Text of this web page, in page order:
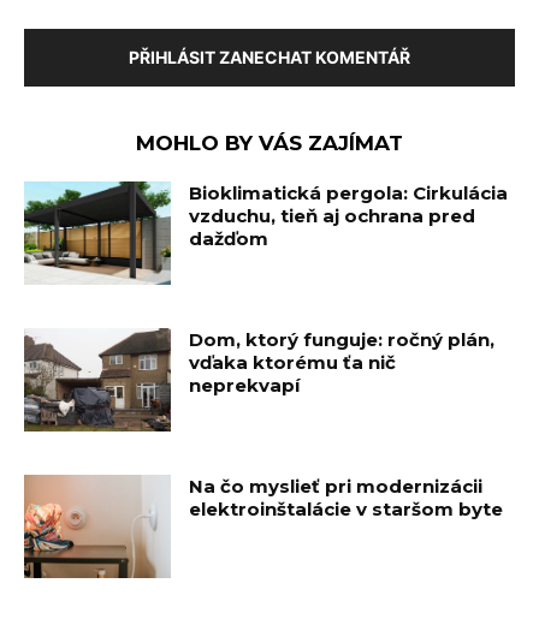
PŘIHLÁSIT ZANECHAT KOMENTÁŘ
MOHLO BY VÁS ZAJÍMAT
Bioklimatická pergola: Cirkulácia
vzduchu, tieň aj ochrana pred
dažďom
Dom, ktorý funguje: ročný plán,
vďaka ktorému ťa nič
neprekvapí
Na čo myslieť pri modernizácii
elektroinštalácie v staršom byte